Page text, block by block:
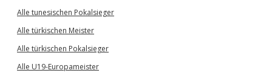
Alle tunesischen Pokalsieger
Alle türkischen Meister
Alle türkischen Pokalsieger
Alle U19-Europameister